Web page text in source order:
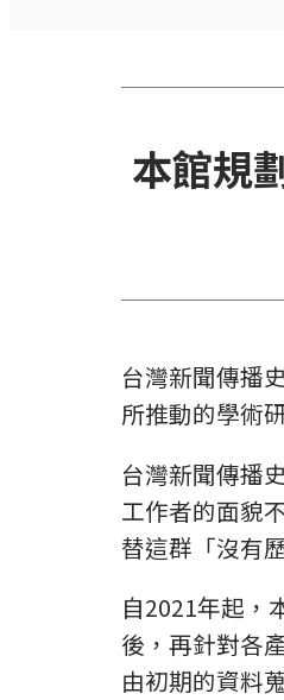
本館規
台灣新聞傳播
所推動的學術
台灣新聞傳播
工作者的面貌
替這群「沒有
自2021年起，
後，再針對各
由初期的資料